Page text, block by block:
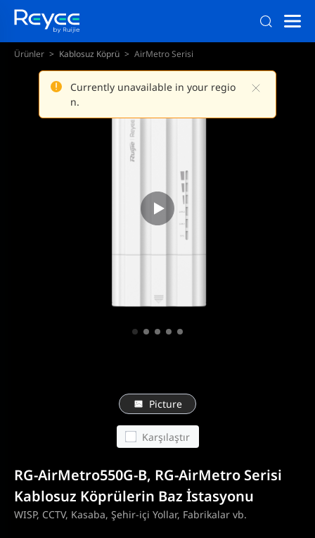
Currently unavailable in your regio
n.
Ürünler Kablosuz Köprü AirMetro Serisi
Picture
Karşılaştır
RG-AirMetro550G-B, RG-AirMetro Serisi
Kablosuz Köprülerin Baz İstasyonu
WISP, CCTV, Kasaba, Şehir-içi Yollar, Fabrikalar vb.